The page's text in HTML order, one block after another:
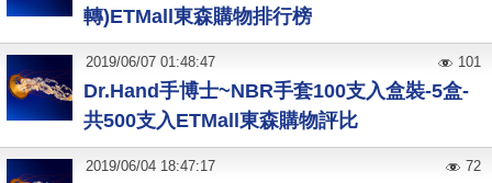
轉)ETMall東森購物排行榜
Dr.Hand手博士~NBR手套100支入盒裝-5盒-
共500支入ETMall東森購物評比
2019/06/07 01:48:47 101
2019/06/04 18:47:17 72